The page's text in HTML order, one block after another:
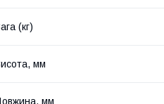
(кг)
мм
мм